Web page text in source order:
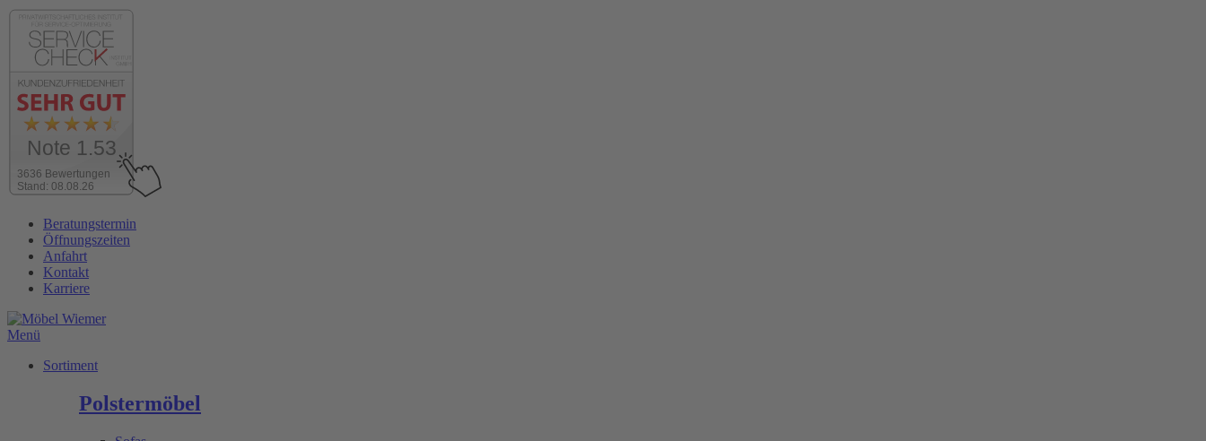
3636 Bewertungen
Stand: 08.08.26
Note 1.53
Inhalt
wechseln
Beratungstermin
Öffnungszeiten
Anfahrt
Kontakt
Karriere
Menü
Sortiment
Polstermöbel